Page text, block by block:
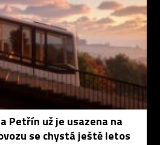
Petřín už je usazena na
se chystá ještě letos